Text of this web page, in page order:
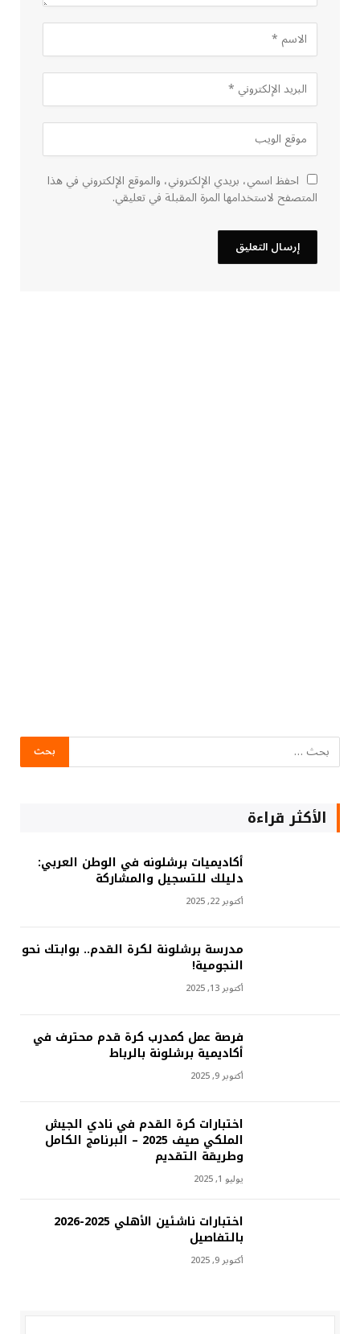
احفظ اسمي، بريدي الإلكتروني، والموقع الإلكتروني في هذا
المتصفح لاستخدامها المرة المقبلة في تعليقي.
الأكثر قراءة
أكاديميات برشلونه في الوطن العربي:
دليلك للتسجيل والمشاركة
أكتوبر 22, 2025
مدرسة برشلونة لكرة القدم.. بوابتك نحو
النجومية!
أكتوبر 13, 2025
فرصة عمل كمدرب كرة قدم محترف في
أكاديمية برشلونة بالرباط
أكتوبر 9, 2025
اختبارات كرة القدم في نادي الجيش
الملكي صيف 2025 – البرنامج الكامل
وطريقة التقديم
يوليو 1, 2025
اختبارات ناشئين الأهلي 2025-2026
بالتفاصيل
أكتوبر 9, 2025